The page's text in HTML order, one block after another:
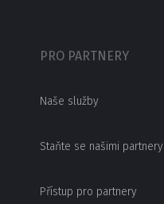
PRO PARTNERY
Naše služby
Staňte se našimi partnery
Přístup pro partnery